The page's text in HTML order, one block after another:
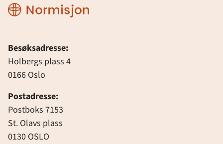
Normisjon
Besøksadresse:
Holbergs plass 4
0166 Oslo
Postadresse:
Postboks 7153
St. Olavs plass
0130 OSLO